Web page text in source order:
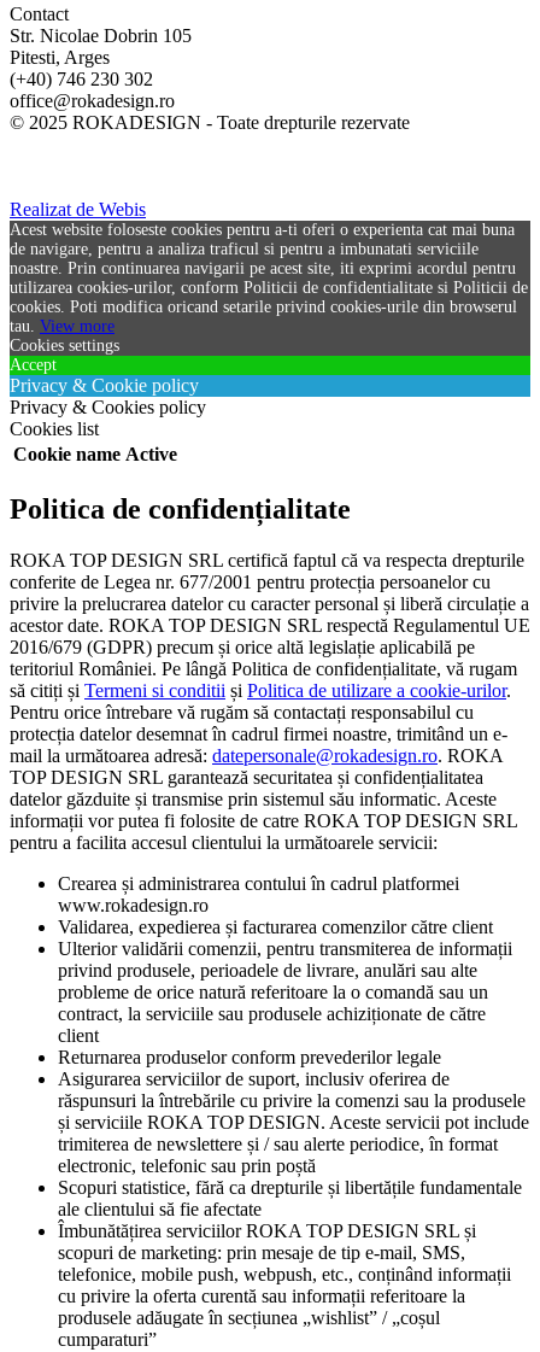
Contact
Str. Nicolae Dobrin 105
Pitesti, Arges
(+40) 746 230 302
office@rokadesign.ro
© 2025 ROKADESIGN - Toate drepturile rezervate
Realizat de Webis
Acest website foloseste cookies pentru a-ti oferi o experienta cat mai buna
de navigare, pentru a analiza traficul si pentru a imbunatati serviciile
noastre. Prin continuarea navigarii pe acest site, iti exprimi acordul pentru
utilizarea cookies-urilor, conform Politicii de confidentialitate si Politicii de
cookies. Poti modifica oricand setarile privind cookies-urile din browserul
tau. View more
Cookies settings
Accept
Privacy & Cookie policy
Privacy & Cookies policy
Cookies list
Cookie name Active
Politica de confidențialitate
ROKA TOP DESIGN SRL certifică faptul că va respecta drepturile
conferite de Legea nr. 677/2001 pentru protecția persoanelor cu
privire la prelucrarea datelor cu caracter personal și liberă circulație a
acestor date. ROKA TOP DESIGN SRL respectă Regulamentul UE
2016/679 (GDPR) precum și orice altă legislație aplicabilă pe
teritoriul României. Pe lângă Politica de confidențialitate, vă rugam
să citiți și Termeni si conditii și Politica de utilizare a cookie-urilor.
Pentru orice întrebare vă rugăm să contactați responsabilul cu
protecția datelor desemnat în cadrul firmei noastre, trimitând un e-
mail la următoarea adresă: datepersonale@rokadesign.ro. ROKA
TOP DESIGN SRL garantează securitatea și confidențialitatea
datelor găzduite și transmise prin sistemul său informatic. Aceste
informații vor putea fi folosite de catre ROKA TOP DESIGN SRL
pentru a facilita accesul clientului la următoarele servicii:
Crearea și administrarea contului în cadrul platformei
www.rokadesign.ro
Validarea, expedierea și facturarea comenzilor către client
Ulterior validării comenzii, pentru transmiterea de informații
privind produsele, perioadele de livrare, anulări sau alte
probleme de orice natură referitoare la o comandă sau un
contract, la serviciile sau produsele achiziționate de către
client
Returnarea produselor conform prevederilor legale
Asigurarea serviciilor de suport, inclusiv oferirea de
răspunsuri la întrebările cu privire la comenzi sau la produsele
și serviciile ROKA TOP DESIGN. Aceste servicii pot include
trimiterea de newslettere și / sau alerte periodice, în format
electronic, telefonic sau prin poștă
Scopuri statistice, fără ca drepturile și libertățile fundamentale
ale clientului să fie afectate
Îmbunătățirea serviciilor ROKA TOP DESIGN SRL și
scopuri de marketing: prin mesaje de tip e-mail, SMS,
telefonice, mobile push, webpush, etc., conținând informații
cu privire la oferta curentă sau informații referitoare la
produsele adăugate în secțiunea „wishlist” / „coșul
cumparaturi”